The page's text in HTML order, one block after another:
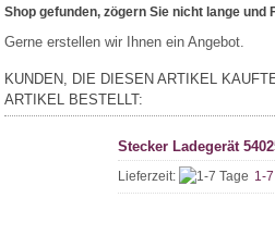
Shop gefunden, zögern Sie nicht lange und
Gerne erstellen wir Ihnen ein Angebot.
KUNDEN, DIE DIESEN ARTIKEL
ARTIKEL BESTELLT:
Stecker Ladegerät
Lieferzeit: 1-